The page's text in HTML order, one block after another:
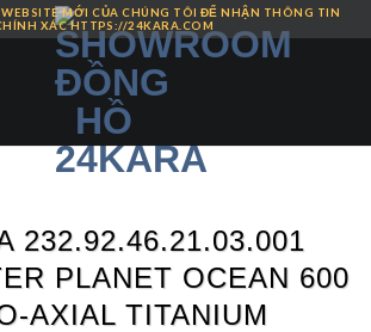
MỚI CỦA CHÚNG TÔI ĐỂ NHẬN THÔNG TIN
XÁC HTTPS://24KARA.COM
232.92.46.21.03.001
PLANET OCEAN 600
AXIAL TITANIUM